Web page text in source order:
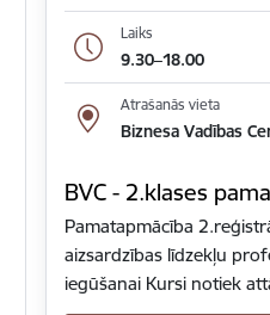
Laiks
9.30–18.00
Atrašanās vieta
Biznesa Vadības
BVC - 2.klases
Pamatapmācība
aizsardzības līdzekļu
iegūšanai Kursi notiek